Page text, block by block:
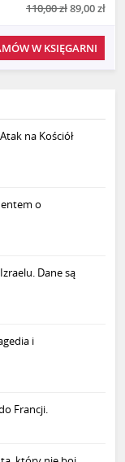
110,00 zł89,00 zł
W KSIĘGARNI
na Kościół
o
Dane są
i
Francji.